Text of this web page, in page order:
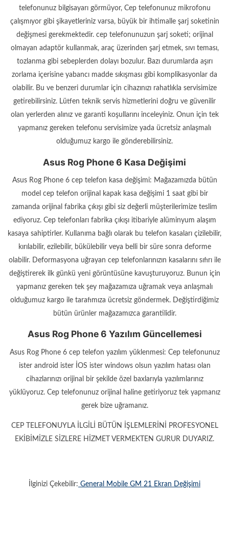
telefonunuz bilgisayarı görmüyor, Cep telefonunuz mikrofonu
çalışmıyor gibi şikayetleriniz varsa, büyük bir ihtimalle şarj soketinin
değişmesi gerekmektedir. cep telefonunuzun şarj soketi; orijinal
olmayan adaptör kullanmak, araç üzerinden şarj etmek, sıvı teması,
tozlanma gibi sebeplerden dolayı bozulur. Bazı durumlarda aşırı
zorlama içerisine yabancı madde sıkışması gibi komplikasyonlar da
olabilir. Bu ve benzeri durumlar için cihazınızı rahatlıkla servisimize
getirebilirsiniz. Lütfen teknik servis hizmetlerini doğru ve güvenilir
olan yerlerden alınız ve garanti koşullarını inceleyiniz. Onun için tek
yapmanız gereken telefonu servisimize yada ücretsiz anlaşmalı
olduğumuz kargo ile gönderebilirsiniz.
Asus Rog Phone 6 Kasa Değişimi
Asus Rog Phone 6 cep telefon kasa değişimi: Mağazamızda bütün
model cep telefon orijinal kapak kasa değişimi 1 saat gibi bir
zamanda orijinal fabrika çıkışı gibi siz değerli müşterilerimize teslim
ediyoruz. Cep telefonları fabrika çıkışı itibariyle alüminyum alaşım
kasaya sahiptirler. Kullanıma bağlı olarak bu telefon kasaları çizilebilir,
kırılabilir, ezilebilir, bükülebilir veya belli bir süre sonra deforme
olabilir. Deformasyona uğrayan cep telefonlarınızın kasalarını sıfırı ile
değiştirerek ilk günkü yeni görüntüsüne kavuşturuyoruz. Bunun için
yapmanız gereken tek şey mağazamıza uğramak veya anlaşmalı
olduğumuz kargo ile tarafımıza ücretsiz göndermek. Değiştirdiğimiz
bütün ürünler mağazamızca garantilidir.
Asus Rog Phone 6 Yazılım Güncellemesi
Asus Rog Phone 6 cep telefon yazılım yüklenmesi: Cep telefonunuz
ister android ister İOS ister windows olsun yazılım hatası olan
cihazlarınızı orijinal bir şekilde özel baxlarıyla yazılımlarınız
yüklüyoruz. Cep telefonunuz orijinal haline getiriyoruz tek yapmanız
gerek bize uğramanız.
CEP TELEFONUYLA İLGİLİ BÜTÜN İŞLEMLERİNİ PROFESYONEL
EKİBİMİZLE SİZLERE HİZMET VERMEKTEN GURUR DUYARIZ.
İlginizi Çekebilir: General Mobile GM 21 Ekran Değişimi